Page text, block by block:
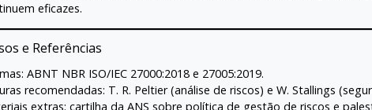
eficazes.
e Referências
ABNT NBR ISO/IEC 27000:2018 e 27005:2019.
recomendadas: T. R. Peltier (análise de riscos) e W. Stallings
extras: cartilha da ANS sobre política de gestão de riscos e